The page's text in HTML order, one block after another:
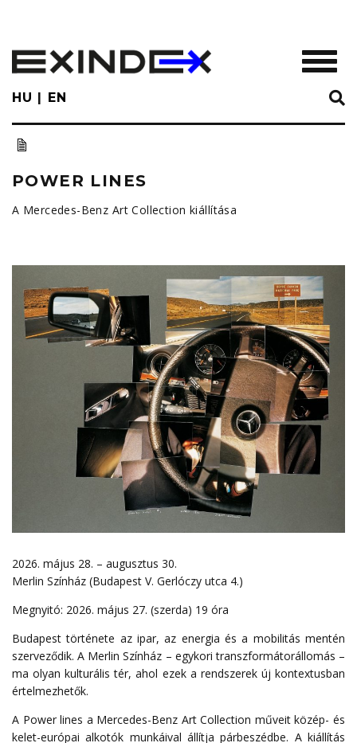
main
content
HU EN
POWER LINES
A Mercedes-Benz Art Collection kiállítása
2026. május 28. – augusztus 30.
Merlin Színház (Budapest V. Gerlóczy utca 4.)
Megnyitó: 2026. május 27. (szerda) 19 óra
Budapest története az ipar, az energia és a mobilitás mentén
szerveződik. A Merlin Színház – egykori transzformátorállomás –
ma olyan kulturális tér, ahol ezek a rendszerek új kontextusban
értelmezhetők.
A Power lines a Mercedes-Benz Art Collection műveit közép- és
kelet-európai alkotók munkáival állítja párbeszédbe. A kiállítás